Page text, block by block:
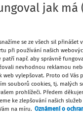
zděděné
podnikatel,
dům. Dědicem je
jak má
se ze všech sil přinášet
při používání našich
např. aby správně
nevhodnou reklamou
web vylepšovat. Proto od Vás
souborů cookies, tj. malých
prohlížeči. Předem
ke zlepšování našich
na míru. Oznámení o